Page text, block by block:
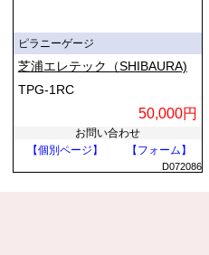
ピラニーゲージ
芝浦エレテック（SHIBAURA)
TPG-1RC
50,000円
お問い合わせ
【個別ページ】
【フォーム】
D072086